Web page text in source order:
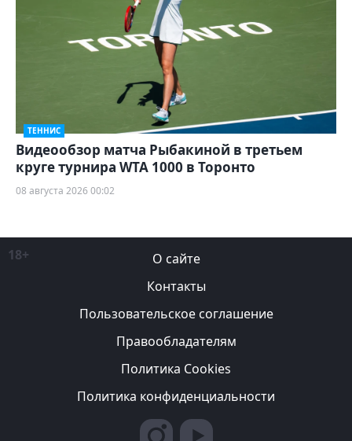
ТЕННИС
Видеообзор матча Рыбакиной в третьем
круге турнира WTA 1000 в Торонто
08 августа 2026 00:02
18+
О сайте
Контакты
Пользовательское соглашение
Правообладателям
Политика Cookies
Политика конфиденциальности